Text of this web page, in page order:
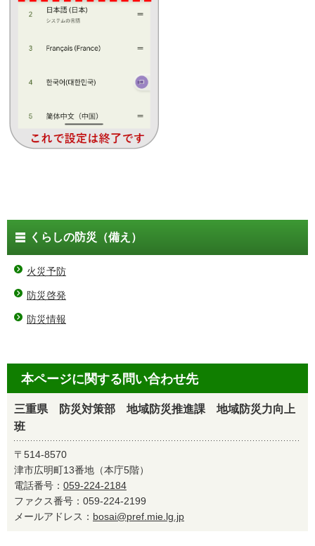
くらしの防災（備え）
火災予防
防災啓発
防災情報
本ページに関する問い合わせ先
三重県 防災対策部 地域防災推進課 地域防災力向上
班
〒514-8570
津市広明町13番地（本庁5階）
電話番号： 059-224-2184
ファクス番号：059-224-2199
メールアドレス： bosai@pref.mie.lg.jp